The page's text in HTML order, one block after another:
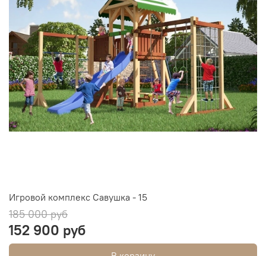
Игровой комплекс Савушка - 15
185 000 руб
152 900 руб